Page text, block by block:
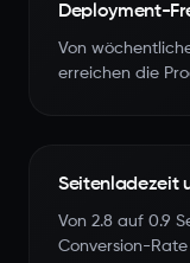
Deployment-
Von
erreichen die
Seitenladezeit
Von 2.8 auf 0.9
Conversion-